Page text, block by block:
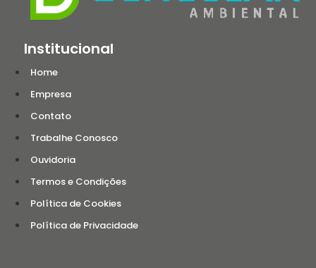
Institucional
Home
Empresa
Contato
Trabalhe Conosco
Ouvidoria
Termos e Condições
Política de Cookies
Política de Privacidade